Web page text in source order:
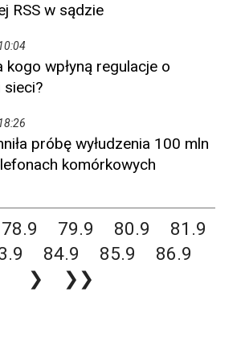
RSS w sądzie
kogo wpłyną regulacje o
sieci?
próbę wyłudzenia 100 mln
komórkowych
78.9 79.9 80.9
81.9
84.9 85.9
86.9
❯
❯❯